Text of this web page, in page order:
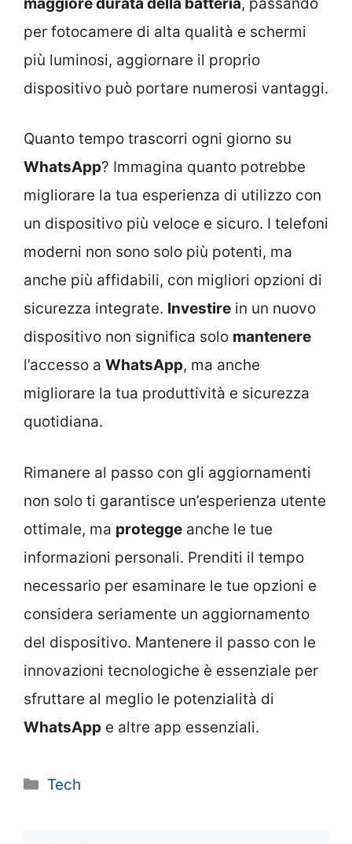
per fotocamere di alta qualità e schermi
più luminosi, aggiornare il proprio
dispositivo può portare numerosi vantaggi.
Quanto tempo trascorri ogni giorno su
WhatsApp? Immagina quanto potrebbe
migliorare la tua esperienza di utilizzo con
un dispositivo più veloce e sicuro. I telefoni
moderni non sono solo più potenti, ma
anche più affidabili, con migliori opzioni di
sicurezza integrate. Investire in un nuovo
dispositivo non significa solo mantenere
l’accesso a WhatsApp, ma anche
migliorare la tua produttività e sicurezza
quotidiana.
Rimanere al passo con gli aggiornamenti
non solo ti garantisce un’esperienza utente
ottimale, ma protegge anche le tue
informazioni personali. Prenditi il tempo
necessario per esaminare le tue opzioni e
considera seriamente un aggiornamento
del dispositivo. Mantenere il passo con le
innovazioni tecnologiche è essenziale per
sfruttare al meglio le potenzialità di
WhatsApp e altre app essenziali.
Categorie
Tech